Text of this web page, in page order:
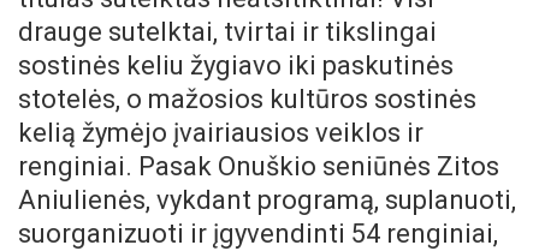
drauge sutelktai, tvirtai ir tikslingai
sostinės keliu žygiavo iki paskutinės
stotelės, o mažosios kultūros sostinės
kelią žymėjo įvairiausios veiklos ir
renginiai. Pasak Onuškio seniūnės Zitos
Aniulienės, vykdant programą, suplanuoti,
suorganizuoti ir įgyvendinti 54 renginiai,